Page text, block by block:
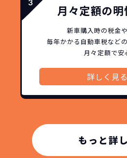
月々定額の
新車購入時の税金
毎年かかる自動車税などの
月々定額で安
詳しく見る
お車を返却い
必要がある
して乗るか、購入するか
しかし、NORIDOKIの場
ず返却していただくこと
ライフスタイルに合わせ
できます。急な引っ越し
えるなど。その時その時
た車を選べるっていいと
新型の新車に定
継続的にかか
コミコ
維持にかかる、毎年の｢
コミ。3年契約なので通
｢自動車重量税｣、｢自賠
もっと詳